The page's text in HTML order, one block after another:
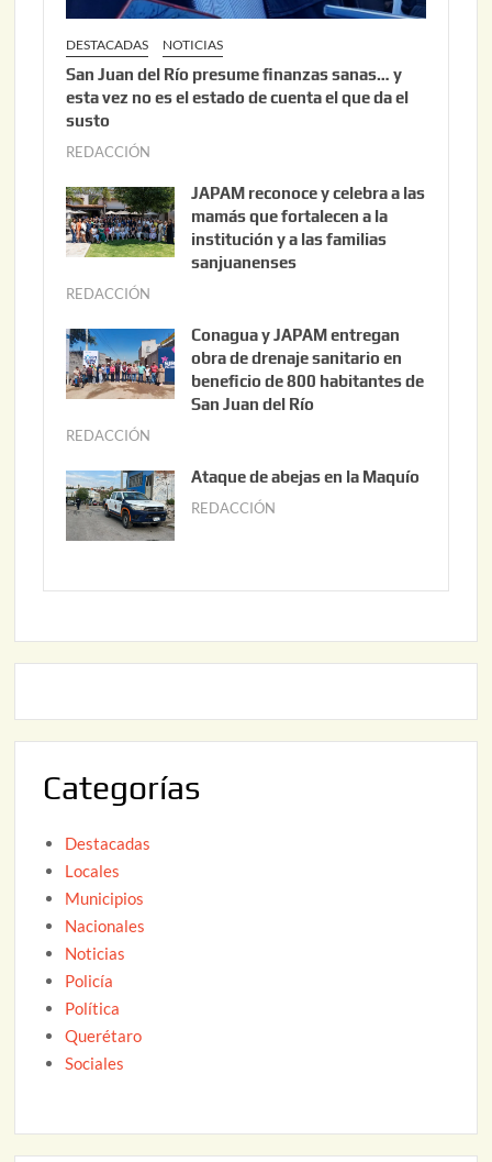
DESTACADAS NOTICIAS
San Juan del Río presume finanzas sanas… y
esta vez no es el estado de cuenta el que da el
susto
REDACCIÓN
o
s
t
,
2
0
JAPAM reconoce y celebra a las
mamás que fortalecen a la
institución y a las familias
sanjuanenses
REDACCIÓN
n
i
o
,
2
0
6
Conagua y JAPAM entregan
obra de drenaje sanitario en
beneficio de 800 habitantes de
San Juan del Río
REDACCIÓN
n
i
o
Ataque de abejas en la Maquío
REDACCIÓN
o
2
Categorías
Destacadas
Locales
Municipios
Nacionales
Noticias
Policía
Política
Querétaro
Sociales